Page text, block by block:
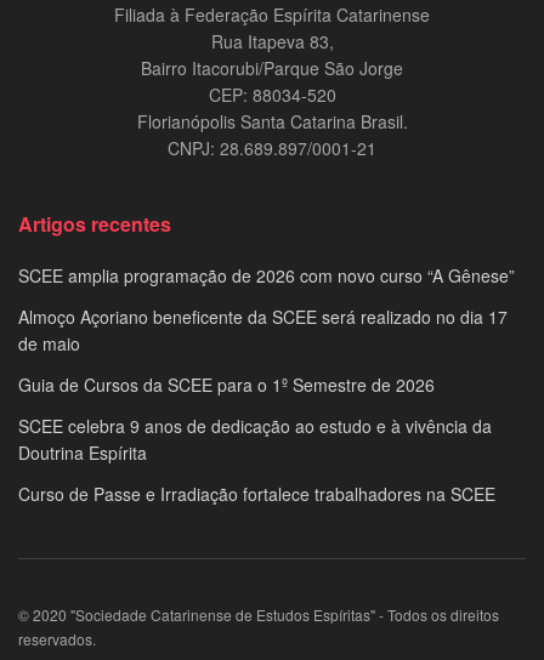
Filiada à Federação Espírita Catarinense
Rua Itapeva 83,
Bairro Itacorubi/Parque São Jorge
CEP: 88034-520
Florianópolis Santa Catarina Brasil.
CNPJ: 28.689.897/0001-21
Artigos recentes
SCEE amplia programação de 2026 com novo curso “A Gênese”
Almoço Açoriano beneficente da SCEE será realizado no dia 17
de maio
Guia de Cursos da SCEE para o 1º Semestre de 2026
SCEE celebra 9 anos de dedicação ao estudo e à vivência da
Doutrina Espírita
Curso de Passe e Irradiação fortalece trabalhadores na SCEE
© 2020 "Sociedade Catarinense de Estudos Espíritas" - Todos os direitos
reservados.